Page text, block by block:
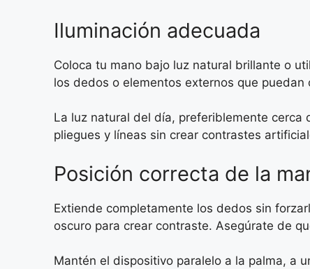
Iluminación adecuada
Coloca tu mano bajo luz natural brillante o
los dedos o elementos externos que puedan
La luz natural del día, preferiblemente cerca
pliegues y líneas sin crear contrastes
Posición correcta de la
Extiende completamente los dedos sin
oscuro para crear contraste. Asegúrate de
Mantén el dispositivo paralelo a la palma, a